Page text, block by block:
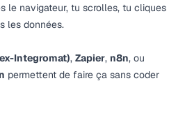
le navigateur, tu scrolles, tu cliques
les données.
Integromat), Zapier, n8n, ou
permettent de faire ça sans coder